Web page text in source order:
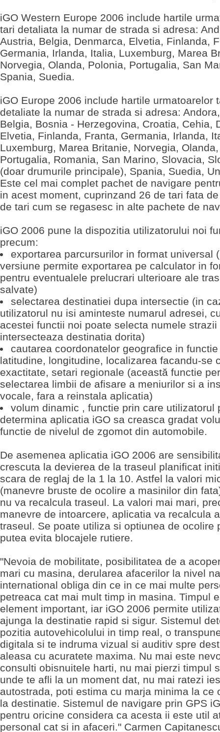
iGO Western Europe 2006 include hartile
tari detaliata la numar de strada si adresa:
Austria, Belgia, Denmarca, Elvetia, Finlanda,
Germania, Irlanda, Italia, Luxemburg, Marea
Norvegia, Olanda, Polonia, Portugalia, San
Spania, Suedia.
iGO Europe 2006 include hartile urmatoarelor
detaliate la numar de strada si adresa:
Belgia, Bosnia - Herzegovina, Croatia, Cehia,
Elvetia, Finlanda, Franta, Germania, Irlanda,
Luxemburg, Marea Britanie, Norvegia,
Portugalia, Romania, San Marino, Slovacia,
(doar drumurile principale), Spania, Suedia,
Este cel mai complet pachet de navigare
in acest moment, cuprinzand 26 de tari fata
de tari cum se regasesc in alte pachete de
iGO 2006 pune la dispozitia utilizatorului noi
precum:
exportarea parcursurilor in format universal
versiune permite exportarea pe calculator in
pentru eventualele prelucrari ulterioare ale
salvate)
selectarea destinatiei dupa intersectie (in
utilizatorul nu isi aminteste numarul adresei,
acestei functii noi poate selecta numele
intersecteaza destinatia dorita)
cautarea coordonatelor geografice in
latitudine, longitudine, localizarea facandu-se
exactitate, setari regionale (această functie
selectarea limbii de afisare a meniurilor si a
vocale, fara a reinstala aplicatia)
volum dinamic , functie prin care utilizatorul
determina aplicatia iGO sa creasca gradat
functie de nivelul de zgomot din automobile.
De asemenea aplicatia iGO 2006 are
crescuta la devierea de la traseul planificat
scara de reglaj de la 1 la 10. Astfel la valori
(manevre bruste de ocolire a masinilor din
nu va recalcula traseul. La valori mai mari,
manevre de intoarcere, aplicatia va recalcula
traseul. Se poate utiliza si optiunea de ocolire
putea evita blocajele rutiere.
"Nevoia de mobilitate, posibilitatea de a
mari cu masina, derularea afacerilor la nivel
international obliga din ce in ce mai multe
petreaca cat mai mult timp in masina. Timpul
element important, iar iGO 2006 permite
ajunga la destinatie rapid si sigur. Sistemul
pozitia autovehicolului in timp real, o
digitala si te indruma vizual si auditiv spre
aleasa cu acuratete maxima. Nu mai este
consulti obisnuitele harti, nu mai pierzi timpul
unde te afli la un moment dat, nu mai ratezi
autostrada, poti estima cu marja minima la ce
la destinatie. Sistemul de navigare prin GPS
pentru oricine considera ca acesta ii este util
personal cat si in afaceri." Carmen